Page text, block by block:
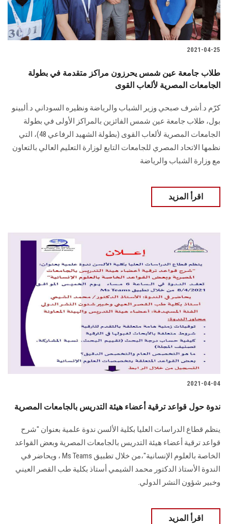
2021-04-25
طلاب جامعة عين شمس يحرزون مراكز متقدمة في بطولة
الجامعات المصرية لألعاب القوى
كرّم د.أشرف صبحي وزير الشباب والرياضة ونظيره السوداني د.ألبينو
بول، طلاب جامعة عين شمس الفائزين بالمراكز الأولى في بطولة
الجامعات المصرية لألعاب القوى (بطولة الشهيد الرفاعي 48)، التي
نظمها الاتحاد المصري للجامعات التابع لوزارة التعليم العالي بالتعاون
مع وزارة الشباب والرياضة
اقرأ المزيد
2021-04-04
ندوة حول قواعد ترقية أعضاء هيئة التدريس بالجامعات المصرية
ينظم قطاع الدراسات العليا بكلية الألسن ندوة علمية بعنوان "شرح
قواعد ترقية أعضاء هيئة التدريس بالجامعات المصرية وبعض القواعد
الخاصة بالعلوم الإنسانية"،من خلال تطبيق Ms Teams ، ويحاضر في
الندوة الأستاذ الدكتور محمد الشيمي أستاذ بكلية طب القصر العيني
وخبير شؤون النشر الدولي.
اقرأ المزيد